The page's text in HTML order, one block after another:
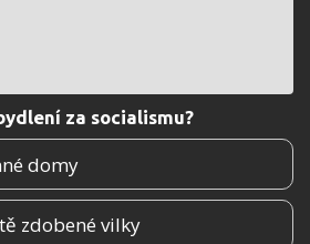
za socialismu?
domy
zdobené vilky